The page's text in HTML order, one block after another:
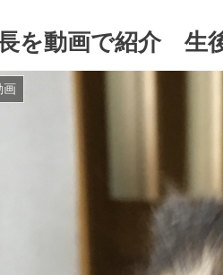
を動画で紹介 生
画